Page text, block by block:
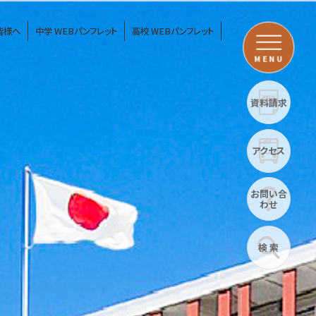
様へ 中学 WEBパンフレット 高校 WEBパンフレット
MENU
資料請求
アクセス
お問い合
わせ
検 索